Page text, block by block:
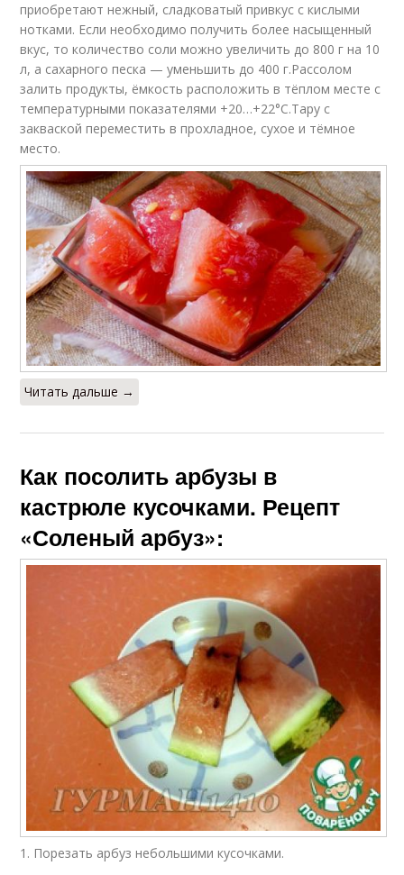
приобретают нежный, сладковатый привкус с кислыми
нотками. Если необходимо получить более насыщенный
вкус, то количество соли можно увеличить до 800 г на 10
л, а сахарного песка — уменьшить до 400 г.Рассолом
залить продукты, ёмкость расположить в тёплом месте с
температурными показателями +20…+22°С.Тару с
закваской переместить в прохладное, сухое и тёмное
место.
Читать дальше →
Как посолить арбузы в
кастрюле кусочками. Рецепт
«Соленый арбуз»:
1. Порезать арбуз небольшими кусочками.